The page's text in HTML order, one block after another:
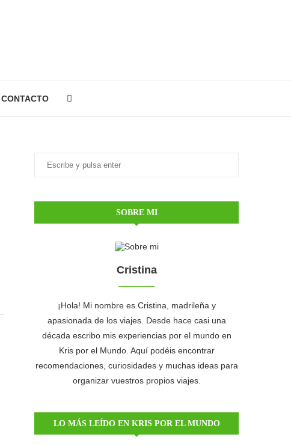
CONTACTO
SOBRE MI
Cristina
¡Hola! Mi nombre es Cristina, madrileña y
apasionada de los viajes. Desde hace casi una
década escribo mis experiencias por el mundo en
Kris por el Mundo. Aquí podéis encontrar
recomendaciones, curiosidades y muchas ideas para
organizar vuestros propios viajes.
LO MÁS LEÍDO EN KRIS POR EL MUNDO